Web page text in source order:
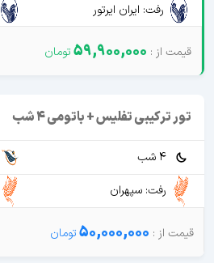
رفت: ایران ایرتور
59,900,000
تور ترکیبی تفلیس + باتومی 4 شب
4 شب
رفت: سپهران
50,000,000